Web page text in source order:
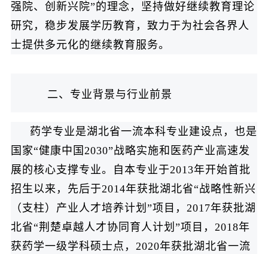
强院、创新兴院”的理念，坚持做好继续教育理论
研究，稳步发展学历教育，致力于为社会各界人
士提供多元化的继续教育服务。
二、专业背景与行业前景
药学专业是湖北省一流本科专业建设点，也是
国家“健康中国2030”战略实施和医药产业高速发
展的核心支撑专业。自本专业于2013年开始首批
招生以来，先后于2014年获批湖北省“战略性新兴
（支柱）产业人才培养计划”项目，2017年获批湖
北省“荆楚卓越人才协同育人计划”项目，2018年
获药学一级学科硕士点，2020年获批湖北省一流